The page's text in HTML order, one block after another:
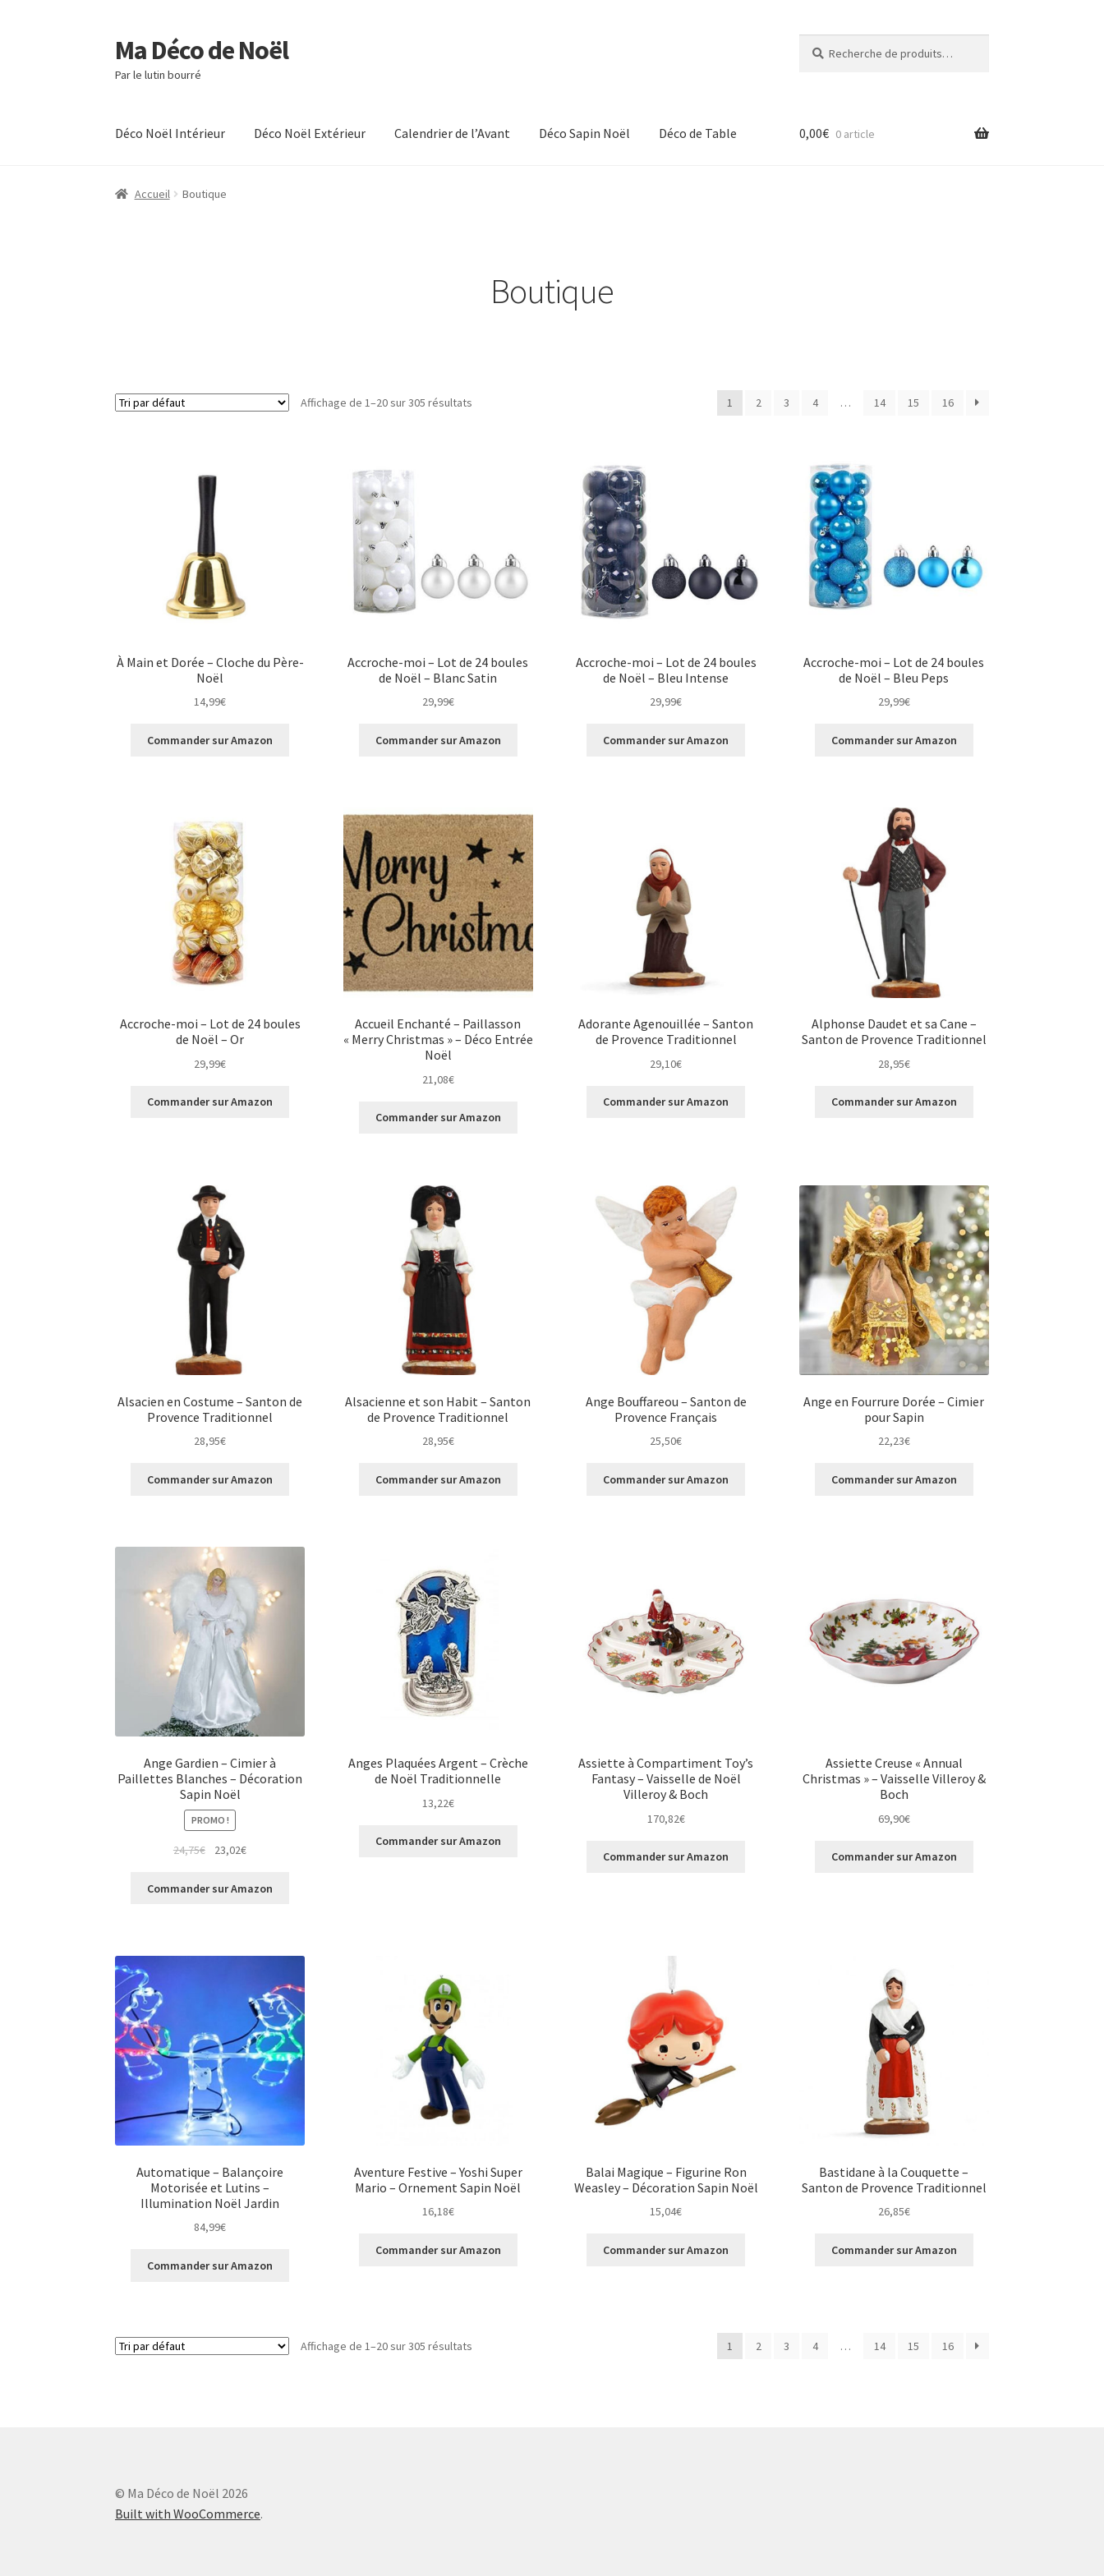
Aller
à
la
Aller
au
contenu
Ma Déco de Noël
Par le lutin bourré
pour :
Déco Noël Intérieur Déco Noël Extérieur Calendrier de l’Avant Déco Sapin Noël Déco de Table
Accueil Blog Boutique
0,00€ 0 article
Accueil Boutique
Boutique
Affichage de 1–20 sur 305 résultats 1 2 3 4 … 14 15 16
À Main et Dorée – Cloche du Père-
Noël
14,99€
Commander sur Amazon
Accroche-moi – Lot de 24 boules
de Noël – Blanc Satin
29,99€
Commander sur Amazon
Accroche-moi – Lot de 24 boules
de Noël – Bleu Intense
29,99€
Commander sur Amazon
Accroche-moi – Lot de 24 boules
de Noël – Bleu Peps
29,99€
Commander sur Amazon
Accroche-moi – Lot de 24 boules
de Noël – Or
29,99€
Commander sur Amazon
Accueil Enchanté – Paillasson
« Merry Christmas » – Déco Entrée
Noël
21,08€
Commander sur Amazon
Adorante Agenouillée – Santon
de Provence Traditionnel
29,10€
Commander sur Amazon
Alphonse Daudet et sa Cane –
Santon de Provence Traditionnel
28,95€
Commander sur Amazon
Alsacien en Costume – Santon de
Provence Traditionnel
28,95€
Commander sur Amazon
Alsacienne et son Habit – Santon
de Provence Traditionnel
28,95€
Commander sur Amazon
Ange Bouffareou – Santon de
Provence Français
25,50€
Commander sur Amazon
Ange en Fourrure Dorée – Cimier
pour Sapin
22,23€
Commander sur Amazon
Ange Gardien – Cimier à
Paillettes Blanches – Décoration
Sapin Noël
PROMO !
24,75€
Le
initial
23,02€Le
actuel
Commander sur Amazon
Anges Plaquées Argent – Crèche
de Noël Traditionnelle
13,22€
Commander sur Amazon
Assiette à Compartiment Toy’s
Fantasy – Vaisselle de Noël
Villeroy & Boch
170,82€
Commander sur Amazon
Assiette Creuse « Annual
Christmas » – Vaisselle Villeroy &
Boch
69,90€
Commander sur Amazon
Automatique – Balançoire
Motorisée et Lutins –
Illumination Noël Jardin
84,99€
Commander sur Amazon
Aventure Festive – Yoshi Super
Mario – Ornement Sapin Noël
16,18€
Commander sur Amazon
Balai Magique – Figurine Ron
Weasley – Décoration Sapin Noël
15,04€
Commander sur Amazon
Bastidane à la Couquette –
Santon de Provence Traditionnel
26,85€
Commander sur Amazon
Affichage de 1–20 sur 305 résultats 1 2 3 4 … 14 15 16
© Ma Déco de Noël 2026
Built with WooCommerce.